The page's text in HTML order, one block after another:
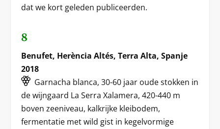
dat we kort geleden publiceerden.
8
Benufet, Herència Altés, Terra Alta, Spanje
2018
Garnacha blanca, 30-60 jaar oude stokken in
de wijngaard La Serra Xalamera, 420-440 m
boven zeeniveau, kalkrijke kleibodem,
fermentatie met wild gist in kegelvormige